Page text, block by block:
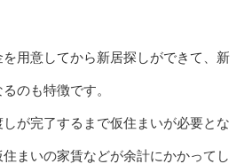
用意してから新居探しができて、新
のも特徴です。
が完了するまで仮住まいが必要とな
まいの家賃などが余計にかかってし